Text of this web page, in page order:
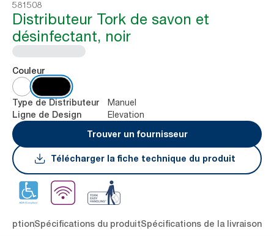
581508
Distributeur Tork de savon et
désinfectant, noir
Couleur
Type de Distributeur Manuel
Ligne de Design
Elevation
Trouver un fournisseur
Télécharger la fiche technique du produit
Spécifications du produitSpécifications de la livraison